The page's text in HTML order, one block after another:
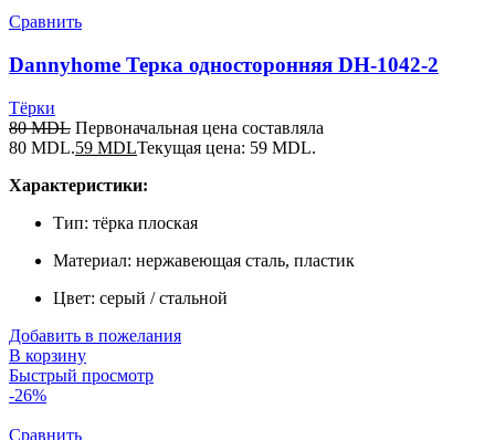
Сравнить
Dannyhome Терка односторонняя DH-1042-2
Тёрки
80MDL Первоначальная цена составляла
80 MDL.59 MDLТекущая цена: 59 MDL.
Характеристики:
Тип: тёрка плоская
Материал: нержавеющая сталь, пластик
Цвет: серый / стальной
Добавить в пожелания
В корзину
Быстрый просмотр
-26%
Сравнить